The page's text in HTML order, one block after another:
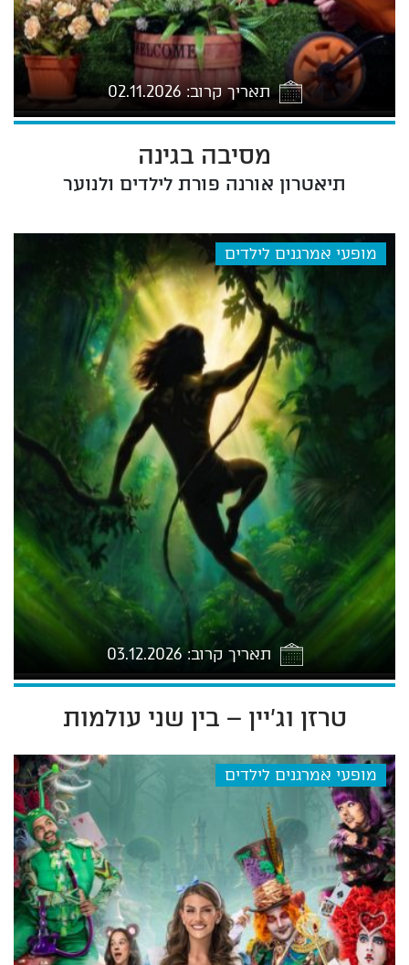
תאריך קרוב: 02.11.2026
מסיבה בגינה
תיאטרון אורנה פורת לילדים ולנוער
מופעי אמרגנים לילדים
תאריך קרוב: 03.12.2026
טרזן וג'יין – בין שני עולמות
מופעי אמרגנים לילדים